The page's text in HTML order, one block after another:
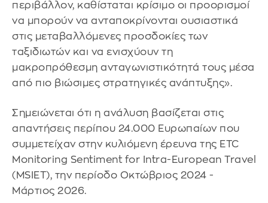
περιβάλλον, καθίσταται κρίσιμο οι προορισμοί
να μπορούν να ανταποκρίνονται ουσιαστικά
στις μεταβαλλόμενες προσδοκίες των
ταξιδιωτών και να ενισχύουν τη
μακροπρόθεσμη ανταγωνιστικότητά τους μέσα
από πιο βιώσιμες στρατηγικές ανάπτυξης».
Σημειώνεται ότι η ανάλυση βασίζεται στις
απαντήσεις περίπου 24.000 Ευρωπαίων που
συμμετείχαν στην κυλιόμενη έρευνα της ETC
Monitoring Sentiment for Intra-European Travel
(MSIET), την περίοδο Οκτώβριος 2024 -
Μάρτιος 2026.